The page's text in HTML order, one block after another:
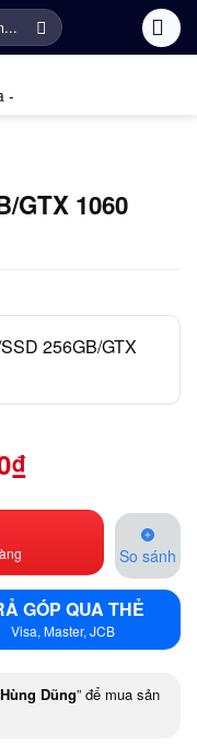
GTX 1060
₫
So sánh
GÓP QUA THẺ
Visa, Master, JCB
Dũng” để mua sản